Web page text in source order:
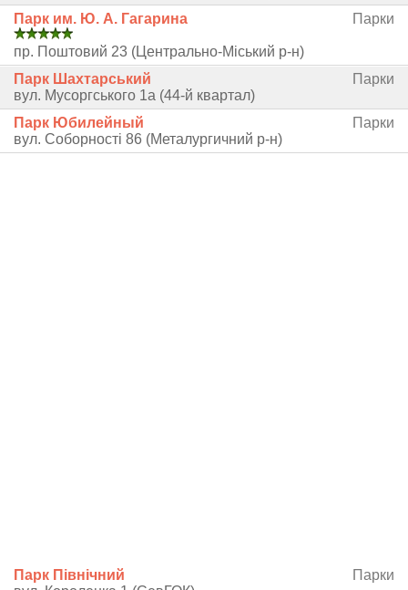
Парк им. Ю. А. Гагарина
Парки
пр. Поштовий 23 (Центрально-Міський р-н)
Парк Шахтарський
Парки
вул. Мусоргського 1а (44-й квартал)
Парк Юбилейный
Парки
вул. Соборності 86 (Металургичний р-н)
Парк Північний
Парки